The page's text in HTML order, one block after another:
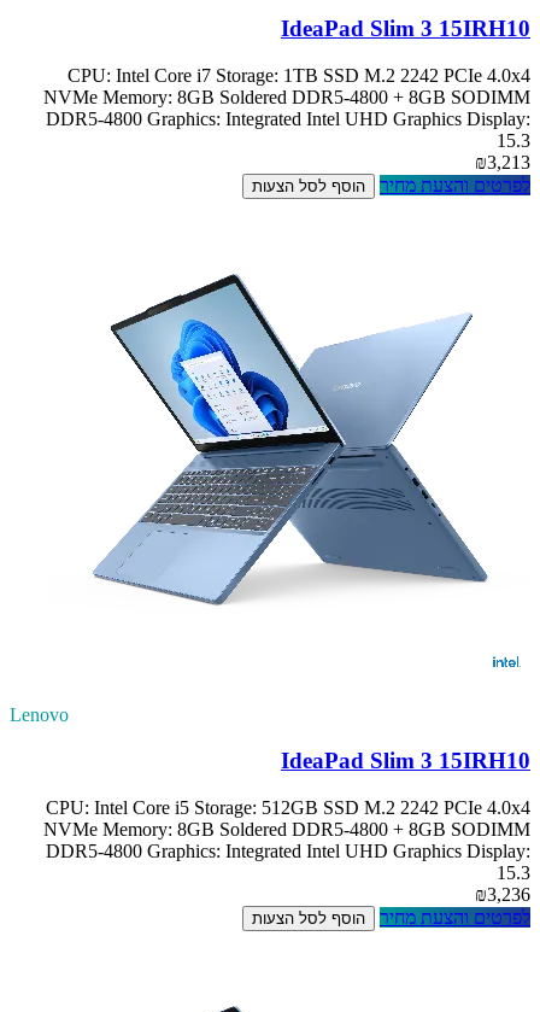
IdeaPad Slim 3 15IRH10
CPU: Intel Core i7 Storage: 1TB SSD M.2 2242 PCIe 4.0x4
NVMe Memory: 8GB Soldered DDR5-4800 + 8GB SODIMM
DDR5-4800 Graphics: Integrated Intel UHD Graphics Display:
15.3
₪3,213
לפרטים והצעת מחיר
הוסף לסל הצעות
Lenovo
IdeaPad Slim 3 15IRH10
CPU: Intel Core i5 Storage: 512GB SSD M.2 2242 PCIe 4.0x4
NVMe Memory: 8GB Soldered DDR5-4800 + 8GB SODIMM
DDR5-4800 Graphics: Integrated Intel UHD Graphics Display:
15.3
₪3,236
לפרטים והצעת מחיר
הוסף לסל הצעות